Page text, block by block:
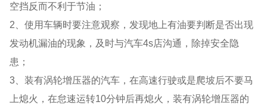
空挡反而不利于节油；
2、使用车辆时要注意观察，发现地上有油要判断是否出现
发动机漏油的现象，及时与汽车4s店沟通，除掉安全隐
患；
3、装有涡轮增压器的汽车，在高速行驶或是爬坡后不要马
上熄火，在怠速运转10分钟后再熄火，装有涡轮增压器的